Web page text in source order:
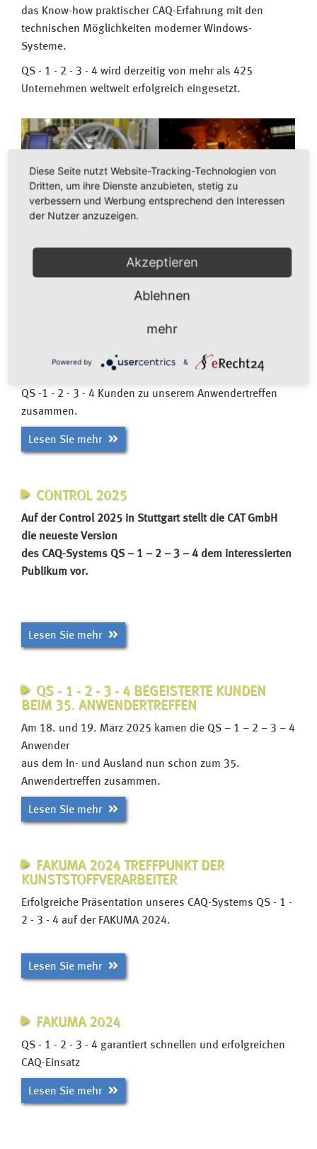
das Know-how praktischer CAQ-Erfahrung mit den
technischen Möglichkeiten moderner Windows-
Systeme.
QS - 1 - 2 - 3 - 4 wird derzeitig von mehr als 425
Unternehmen weltweit erfolgreich eingesetzt.
QS - 1 - 2 - 3 - 4 - GEBALLTES CAQ-KNOW-
HOW AUF DEM 36. ANWENDERTREFFEN
Nun schon zum 36. Mal kamen am 10.03. und
11.03.2026 Qualitätsmanager der
QS -1 - 2 - 3 - 4 Kunden zu unserem Anwendertreffen
zusammen.
Lesen Sie mehr
CONTROL 2025
Auf der Control 2025 in Stuttgart stellt die CAT GmbH
die neueste Version
des CAQ-Systems QS – 1 – 2 – 3 – 4 dem interessierten
Publikum vor.
Lesen Sie mehr
QS - 1 - 2 - 3 - 4 BEGEISTERTE KUNDEN
BEIM 35. ANWENDERTREFFEN
Am 18. und 19. März 2025 kamen die QS – 1 – 2 – 3 – 4
Anwender
aus dem In- und Ausland nun schon zum 35.
Anwendertreffen zusammen.
Lesen Sie mehr
FAKUMA 2024 TREFFPUNKT DER
KUNSTSTOFFVERARBEITER
Erfolgreiche Präsentation unseres CAQ-Systems QS - 1 -
2 - 3 - 4 auf der FAKUMA 2024.
Lesen Sie mehr
FAKUMA 2024
QS - 1 - 2 - 3 - 4 garantiert schnellen und erfolgreichen
CAQ-Einsatz
Lesen Sie mehr
Diese Seite nutzt Website-Tracking-Technologien von
Dritten, um ihre Dienste anzubieten, stetig zu
verbessern und Werbung entsprechend den Interessen
der Nutzer anzuzeigen.
Akzeptieren
Ablehnen
mehr
Powered by &